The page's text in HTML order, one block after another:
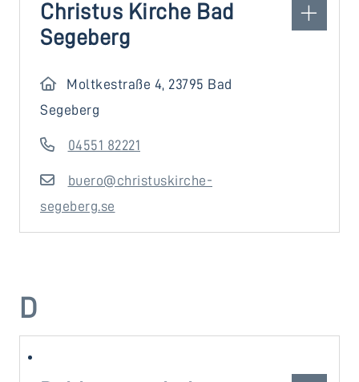
Christus Kirche Bad
Segeberg
Moltkestraße 4, 23795 Bad
Segeberg
04551 82221
buero@christuskirche-
segeberg.se
D